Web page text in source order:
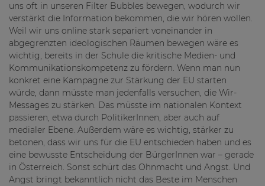
uns oft in unseren Filter Bubbles bewegen, wodurch wir
verstärkt die Information bekommen, die wir hören wollen.
Weil wir uns online stark separiert voneinander in
abgegrenzten ideologischen Räumen bewegen wäre es
wichtig, bereits in der Schule die kritische Medien- und
Kommunikationskompetenz zu fördern. Wenn man nun
konkret eine Kampagne zur Stärkung der EU starten
würde, dann müsste man jedenfalls versuchen, die Wir-
Messages zu stärken. Das müsste im nationalen Kontext
passieren, etwa durch PolitikerInnen, aber auch auf
medialer Ebene. Außerdem wäre es wichtig, stärker zu
betonen, dass wir uns für die EU entschieden haben und es
eine bewusste Entscheidung der BürgerInnen war – gerade
in Österreich. Sonst schürt das Ohnmacht und Angst. Und
Angst bringt bekanntlich nicht das Beste im Menschen